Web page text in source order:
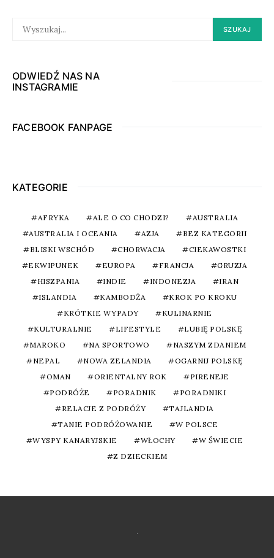
FOR:
SZUKAJ
ODWIEDŹ NAS NA
INSTAGRAMIE
FACEBOOK FANPAGE
KATEGORIE
AFRYKA ALE O CO CHODZI?
AUSTRALIA
AUSTRALIA I OCEANIA
AZJA
BEZ KATEGORII
BLISKI WSCHÓD
CHORWACJA
CIEKAWOSTKI
EKWIPUNEK
EUROPA FRANCJA
GRUZJA
HISZPANIA
INDIE INDONEZJA
IRAN
ISLANDIA
KAMBODŻA
KROK PO KROKU
KRÓTKIE WYPADY
KULINARNIE
KULTURALNIE
LIFESTYLE
LUBIĘ POLSKĘ
MAROKO
NA SPORTOWO
NASZYM ZDANIEM
NEPAL
NOWA ZELANDIA
OGARNIJ POLSKĘ
OMAN
ORIENTALNY ROK
PIRENEJE
PODRÓŻE
PORADNIK
PORADNIKI
RELACJE Z PODRÓŻY
TAJLANDIA
TANIE PODRÓŻOWANIE
W POLSCE
WYSPY KANARYJSKIE
WŁOCHY
W ŚWIECIE
Z DZIECKIEM